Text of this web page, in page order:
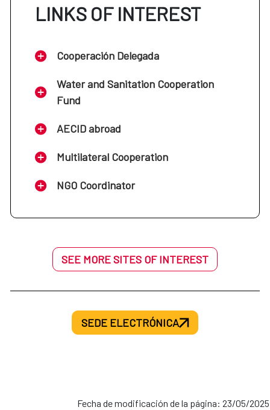
LINKS OF INTEREST
Cooperación Delegada
Water and Sanitation Cooperation
Fund
AECID abroad
Multilateral Cooperation
NGO Coordinator
SEE MORE SITES OF INTEREST
SEDE ELECTRÓNICA
Fecha de modificación de la página: 23/05/2025